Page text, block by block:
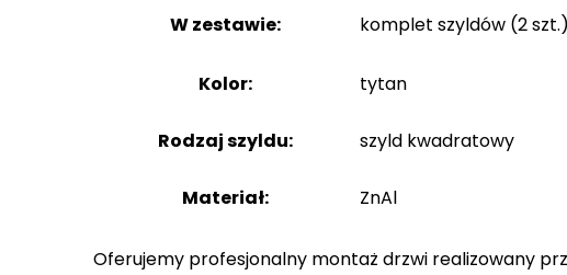
W zestawie: komplet szyldów (2
Kolor: tytan
Rodzaj szyldu: szyld kwadratowy
Materiał: ZnAl
Oferujemy profesjonalny montaż drzwi realizowany